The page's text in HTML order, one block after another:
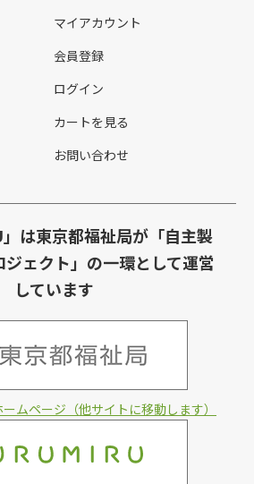
マイアカウント
会員登録
ログイン
カートを見る
お問い合わせ
」は東京都福祉局が「自主製
ェクト」の一環として運営
しています
ムページ（他サイトに移動します）